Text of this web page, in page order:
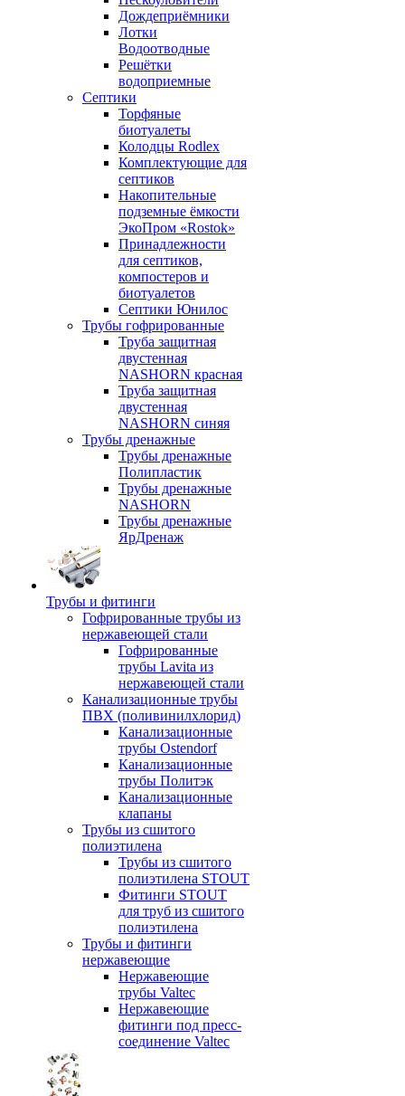
Дождеприёмники
Лотки
Водоотводные
Решётки
водоприемные
Септики
Торфяные
биотуалеты
Колодцы Rodlex
Комплектующие для
септиков
Накопительные
подземные ёмкости
ЭкоПром «Rostok»
Принадлежности
для септиков,
компостеров и
биотуалетов
Септики Юнилос
Трубы гофрированные
Труба защитная
двустенная
NASHORN красная
Труба защитная
двустенная
NASHORN синяя
Трубы дренажные
Трубы дренажные
Полипластик
Трубы дренажные
NASHORN
Трубы дренажные
ЯрДренаж
Трубы и фитинги
Гофрированные трубы из
нержавеющей стали
Гофрированные
трубы Lavita из
нержавеющей стали
Канализационные трубы
ПВХ (поливинилхлорид)
Канализационные
трубы Ostendorf
Канализационные
трубы Политэк
Канализационные
клапаны
Трубы из сшитого
полиэтилена
Трубы из сшитого
полиэтилена STOUT
Фитинги STOUT
для труб из сшитого
полиэтилена
Трубы и фитинги
нержавеющие
Нержавеющие
трубы Valtec
Нержавеющие
фитинги под пресс-
соединение Valtec